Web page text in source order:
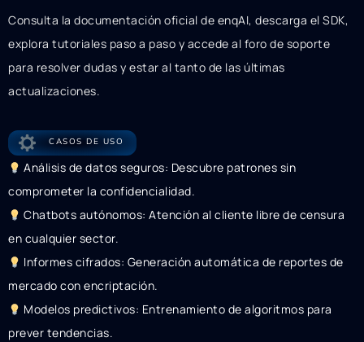
Consulta la documentación oficial de enqAI, descarga el SDK,
explora tutoriales paso a paso y accede al foro de soporte
para resolver dudas y estar al tanto de las últimas
actualizaciones.
CASOS DE USO
Análisis de datos seguros: Descubre patrones sin
comprometer la confidencialidad.
Chatbots autónomos: Atención al cliente libre de censura
en cualquier sector.
Informes cifrados: Generación automática de reportes de
mercado con encriptación.
Modelos predictivos: Entrenamiento de algoritmos para
prever tendencias.